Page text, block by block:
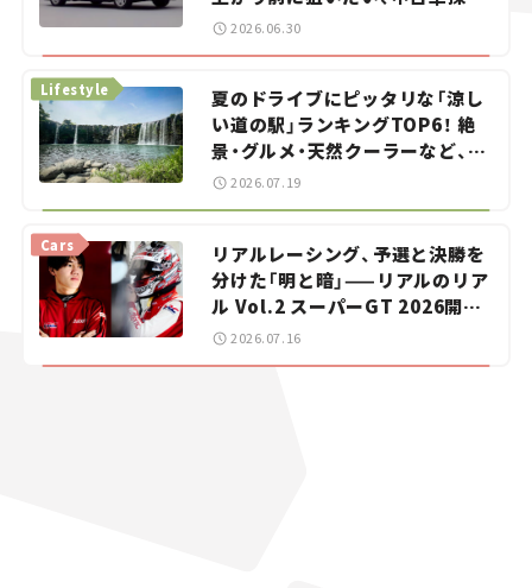
をお手伝い――ちょっとイケてるマ
2026.06.30
夏のドライブにピッタリな「涼し
い道の駅」ランキングTOP6！ 絶
景・グルメ・天然クーラーなど、避
暑におすすめのスポットを紹介
Lifestyle
2026.07.19
リアルレーシング、予選と決勝を
分けた「明と暗」——リアルのリア
ル Vol.2 スーパーGT 2026開幕
戦 岡山国際サーキット
Cars
2026.07.16